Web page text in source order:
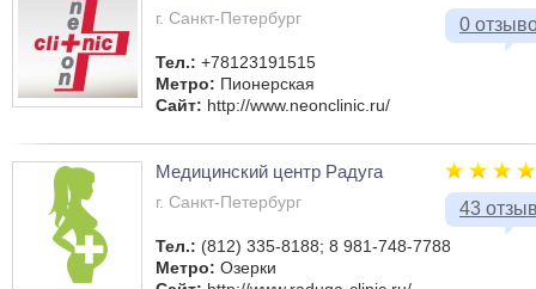
0
г. Санкт-Петербург
Тел.: +78123191515
Метро: Пионерская
Сайт: http://www.neonclinic.ru/
43
Медицинский центр Радуга
г. Санкт-Петербург
Тел.: (812) 335-8188; 8 981-748-7788
Метро: Озерки